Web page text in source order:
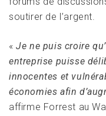
soutirer de l’argent.
«Je ne puis croire
entreprise puisse
innocentes et
économies afin
affirme Forrest au